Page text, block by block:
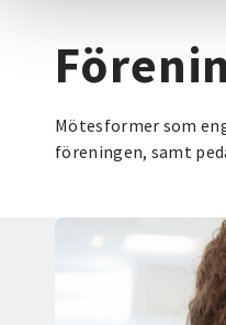
Mötesformer som
föreningen, samt